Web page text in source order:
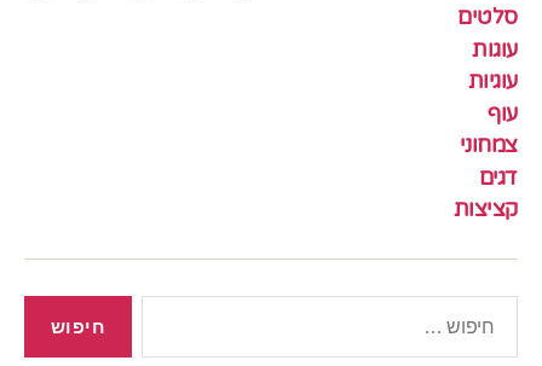
סלטים
עוגות
עוגיות
עוף
צמחוני
דגים
קציצות